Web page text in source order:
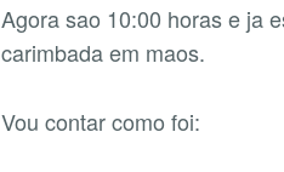
Agora sao 10:00 horas e ja
carimbada em maos.
Vou contar como foi: